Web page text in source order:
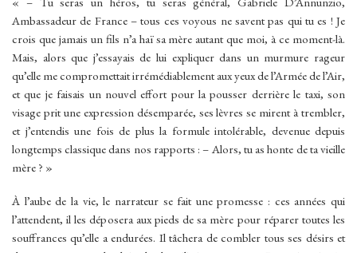
Ambassadeur de France – tous ces voyous ne savent pas qui tu es ! Je
crois que jamais un fils n’a haï sa mère autant que moi, à ce moment-là.
Mais, alors que j’essayais de lui expliquer dans un murmure rageur
qu’elle me compromettait irrémédiablement aux yeux de l’Armée de l’Air,
et que je faisais un nouvel effort pour la pousser derrière le taxi, son
visage prit une expression désemparée, ses lèvres se mirent à trembler,
et j’entendis une fois de plus la formule intolérable, devenue depuis
longtemps classique dans nos rapports : – Alors, tu as honte de ta vieille
mère ? »
À l’aube de la vie, le narrateur se fait une promesse : ces années qui
l’attendent, il les déposera aux pieds de sa mère pour réparer toutes les
souffrances qu’elle a endurées. Il tâchera de combler tous ses désirs et